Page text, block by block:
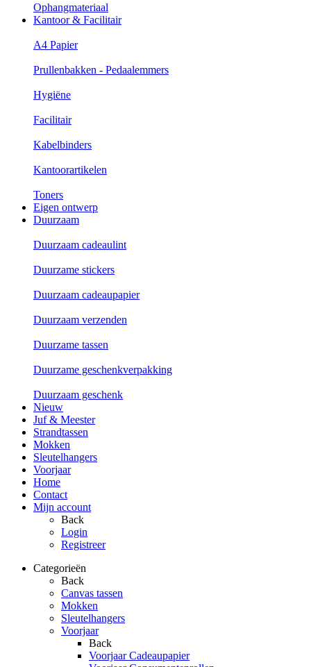
Ophangmateriaal
Kantoor & Facilitair
A4 Papier
Prullenbakken - Pedaalemmers
Hygiëne
Facilitair
Kabelbinders
Kantoorartikelen
Toners
Eigen ontwerp
Duurzaam
Duurzaam cadeaulint
Duurzame stickers
Duurzaam cadeaupapier
Duurzaam verzenden
Duurzame tassen
Duurzame geschenkverpakking
Duurzaam geschenk
Nieuw
Juf & Meester
Strandtassen
Mokken
Sleutelhangers
Voorjaar
Home
Contact
Mijn account
Back
Login
Registreer
Categorieën
Back
Canvas tassen
Mokken
Sleutelhangers
Voorjaar
Back
Voorjaar Cadeaupapier